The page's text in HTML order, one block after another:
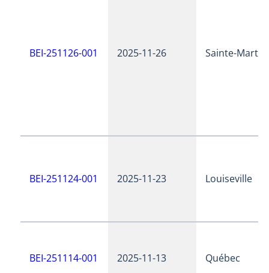
BEI-251126-001 2025-11-26 Sainte-
BEI-251124-001 2025-11-23 Louiseville
BEI-251114-001 2025-11-13 Québec